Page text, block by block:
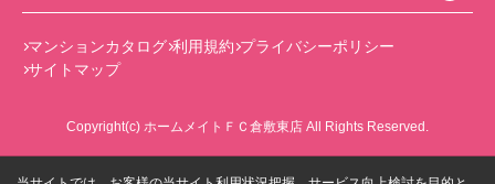
マンションカタログ 利用規約 プライバシーポリシー
サイトマップ
Copyright(c) ホームメイトＦＣ倉敷東店 All Rights Reserved.